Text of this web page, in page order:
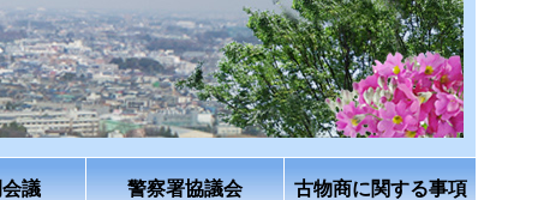
議 警察署協議会 古物商に関する事項